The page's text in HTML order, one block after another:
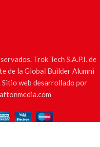
Trok Tech S.A.P.I. de
de la Global Builder Alumni
web desarrollado por